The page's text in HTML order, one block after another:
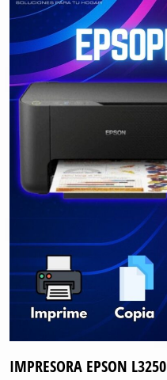
IMPRESORA EPSON L3250